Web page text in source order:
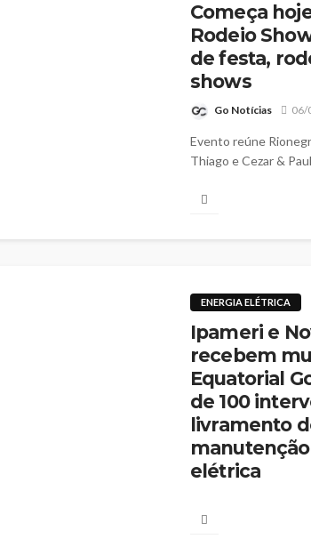
Começa
Rodeio
de festa,
shows
Go Notícias 06/
Evento reúne
Thiago e Cezar &
ENERGIA ELÉTRICA
Ipameri e
recebem
Equatorial
de 100
livramento
elétrica